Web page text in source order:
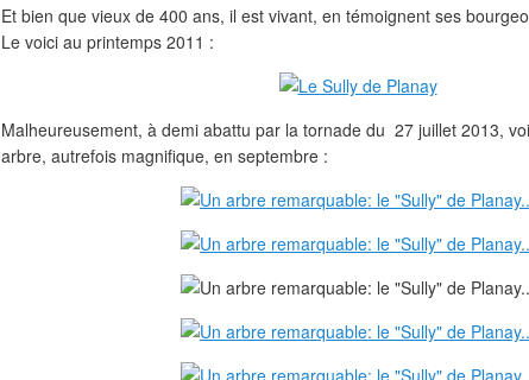
Et bien que vieux de 400 ans, il est vivant, en témoignent ses
Le voici au printemps 2011 :
Malheureusement, à demi abattu par la tornade du 27 juillet 2013,
arbre, autrefois magnifique, en septembre :